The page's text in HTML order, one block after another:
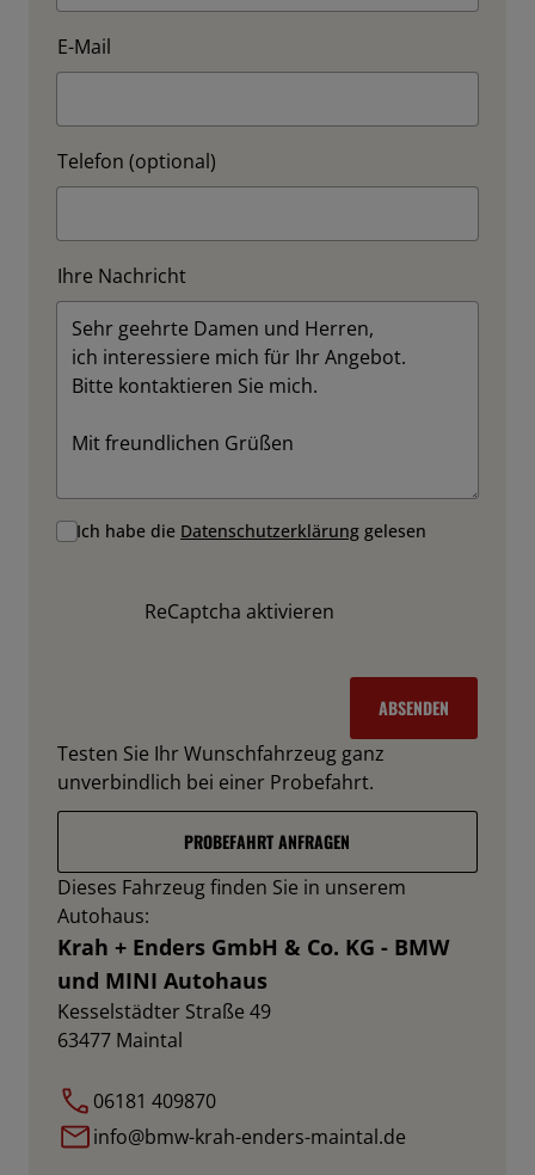
E-Mail
Telefon (optional)
Ihre Nachricht
Ich habe die Datenschutzerklärung gelesen
ReCaptcha aktivieren
ABSENDEN
Testen Sie Ihr Wunschfahrzeug ganz
unverbindlich bei einer Probefahrt.
PROBEFAHRT ANFRAGEN
Dieses Fahrzeug finden Sie in unserem
Autohaus:
Krah + Enders GmbH & Co. KG - BMW
und MINI Autohaus
Kesselstädter Straße 49
63477 Maintal
06181 409870
info@bmw-krah-enders-maintal.de